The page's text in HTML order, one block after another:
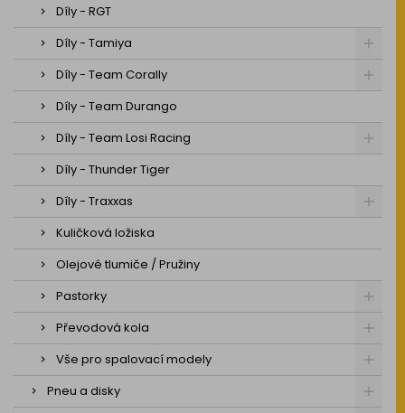
Díly - RGT
Díly - Tamiya
Díly - Team Corally
Díly - Team Durango
Díly - Team Losi Racing
Díly - Thunder Tiger
Díly - Traxxas
Kuličková ložiska
Olejové tlumiče / Pružiny
Pastorky
Převodová kola
Vše pro spalovací modely
Pneu a disky